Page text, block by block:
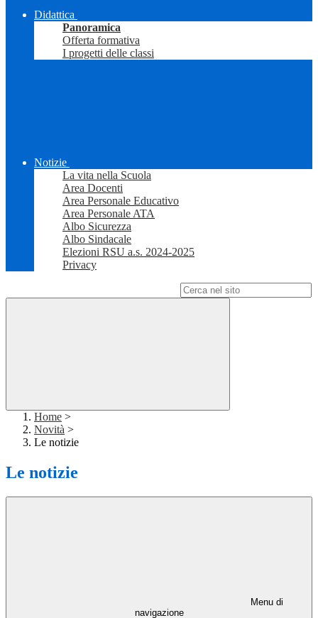
Didattica
Panoramica
Offerta formativa
I progetti delle classi
Notizie
La vita nella Scuola
Area Docenti
Area Personale Educativo
Area Personale ATA
Albo Sicurezza
Albo Sindacale
Elezioni RSU a.s. 2024-2025
Privacy
Home >
Novità >
Le notizie
Le notizie
Menu di
navigazione